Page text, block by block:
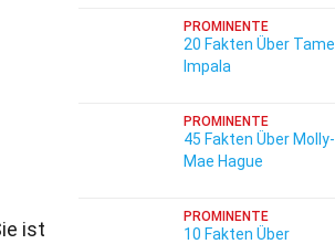
ist
PROMINENTE
20 Fakten Über Tame
Impala
PROMINENTE
45 Fakten Über Molly-
Mae Hague
PROMINENTE
10 Fakten Über